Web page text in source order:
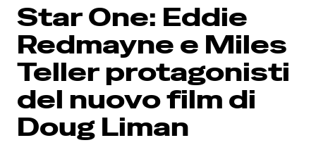
Star One: Eddie
Redmayne e Miles
Teller protagonisti
del nuovo film di
Doug Liman